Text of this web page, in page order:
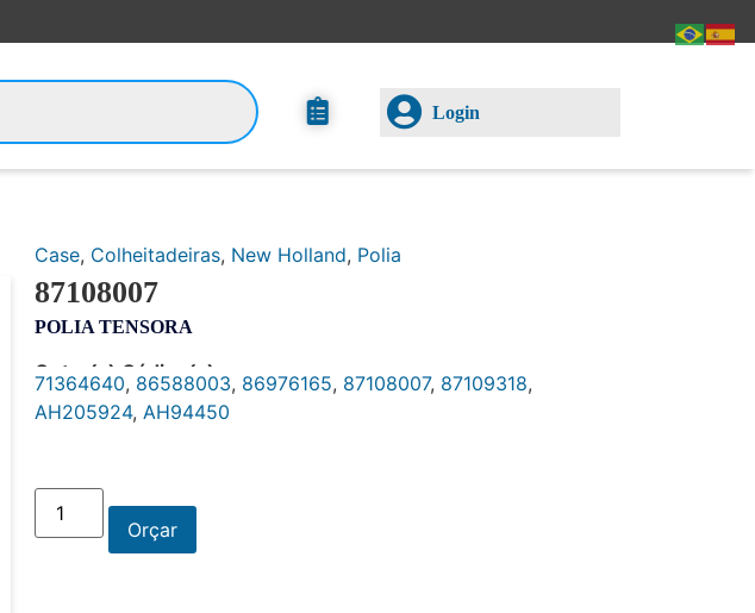
Login
Case, Colheitadeiras, New Holland, Polia
87108007
POLIA TENSORA
Outro(s) Código(s):
71364640, 86588003, 86976165, 87108007, 87109318,
AH205924, AH94450
Orçar